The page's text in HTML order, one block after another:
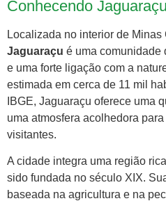
Conhecendo
Localizada no interior de
Jaguaraçu é uma comunidade
e uma forte ligação com a
estimada em cerca de 11 mil
IBGE, Jaguaraçu oferece uma
uma atmosfera acolhedora
visitantes.
A cidade integra uma região
sido fundada no século XIX.
baseada na agricultura e na